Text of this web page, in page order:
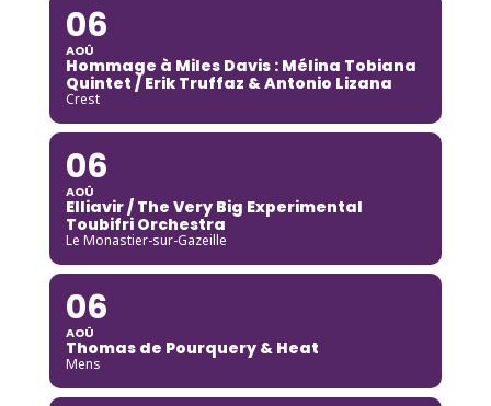
06
AOÛ
Hommage à Miles Davis : Mélina Tobiana
Quintet / Erik Truffaz & Antonio Lizana
Crest
06
AOÛ
Elliavir / The Very Big Experimental
Toubifri Orchestra
Le Monastier-sur-Gazeille
06
AOÛ
Thomas de Pourquery & Heat
Mens